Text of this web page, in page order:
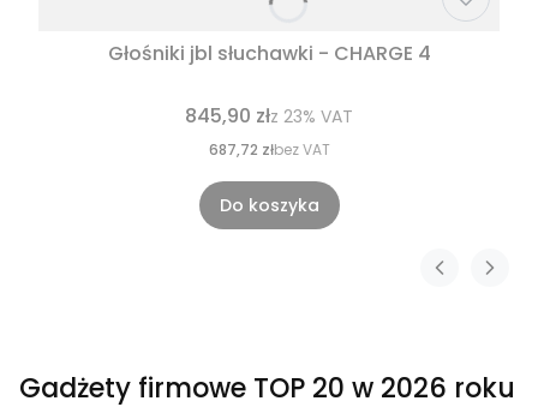
Głośniki jbl słuchawki - CHARGE 4
845,90 złz 23% VAT
687,72 złbez VAT
Do koszyka
Gadżety firmowe TOP 20 w 2026 roku